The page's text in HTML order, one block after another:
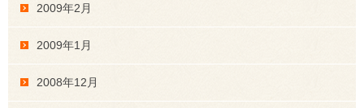
2009年2月
2009年1月
2008年12月